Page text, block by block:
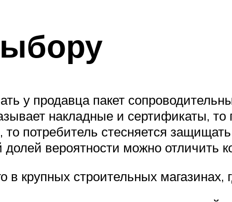
у продавца пакет
накладные и сертификаты,
то потребитель стесняется
вероятности можно отличить
крупных строительных магазинах,